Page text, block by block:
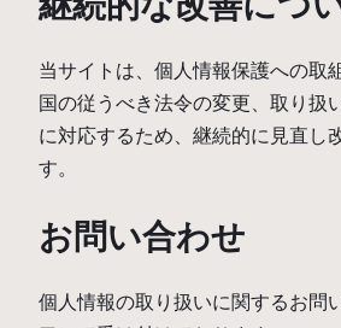
当サイトは、個人情報保護への取
国の従うべき法令の変更、取り扱
に対応するため、継続的に見直し
す。
お問い合わせ
個人情報の取り扱いに関するお問